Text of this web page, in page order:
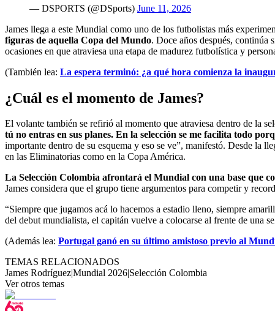
— DSPORTS (@DSports) June 11, 2026
James llega a este Mundial como uno de los futbolistas más
figuras de aquella Copa del Mundo. Doce años después, continúa
ocasiones en que atraviesa una etapa de madurez futbolística y
(También lea: La espera terminó: ¿a qué hora comienza la
¿Cuál es el momento de James?
El volante también se refirió al momento que atraviesa dentro de la
tú no entras en sus planes. En la selección se me facilita todo
importante dentro de su esquema y eso se ve”, manifestó. Desde la
en las Eliminatorias como en la Copa América.
La Selección Colombia afrontará el Mundial con una base que
James considera que el grupo tiene argumentos para competir y
“Siempre que jugamos acá lo hacemos a estadio lleno, siempre
del debut mundialista, el capitán vuelve a colocarse al frente de una
(Además lea: Portugal ganó en su último amistoso previo al
TEMAS RELACIONADOS
James Rodríguez|Mundial 2026|Selección Colombia
Ver otros temas